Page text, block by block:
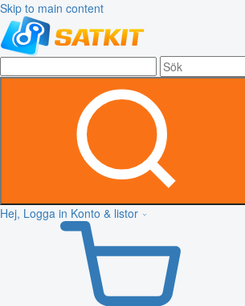
Skip to main content
Hej, Logga in Konto & listor